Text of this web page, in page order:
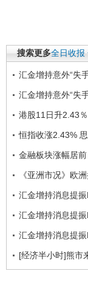
搜索更多全日收报
汇金增持意外“失
汇金增持意外“失
港股11日升2.43
恒指收涨2.43%
金融板块涨幅居
《亚洲市况》欧
汇金增持消息提
汇金增持消息提
汇金增持消息提
[经济半小时]熊市